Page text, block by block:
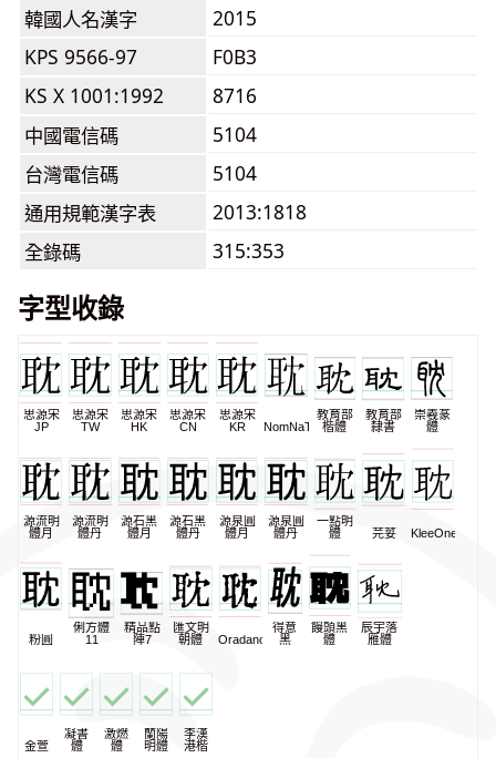
韓國人名漢字
2015
KPS 9566-97
F0B3
KS X 1001:1992
8716
中國電信碼
5104
台灣電信碼
5104
通用規範漢字表
2013:1818
全錄碼
315:353
字型收錄
思源宋
JP
思源宋
TW
思源宋
HK
思源宋
CN
思源宋
KR
NomNaTong
教育部
楷體
教育部
隸書
崇羲篆
體
源流明
體月
源流明
體丹
源石黑
體月
源石黑
體丹
源泉圓
體月
源泉圓
體丹
一點明
體
芫荽 KleeOne
粉圓
俐方體
11
精品點
陣7
匯文明
朝體
Oradano
得意
黑
饅頭黑
體
辰宇落
雁體
金萱
凝書
體
激燃
體
蘭陽
明體
李漢
港楷